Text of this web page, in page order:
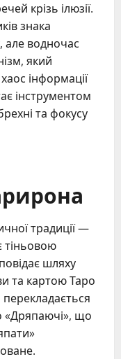
крізь ілюзії.
знака
але водночас
який
інформації
інструментом
та фокусу
традиції —
тіньовою
шляху
та картою Таро
«Дряпаючі», що